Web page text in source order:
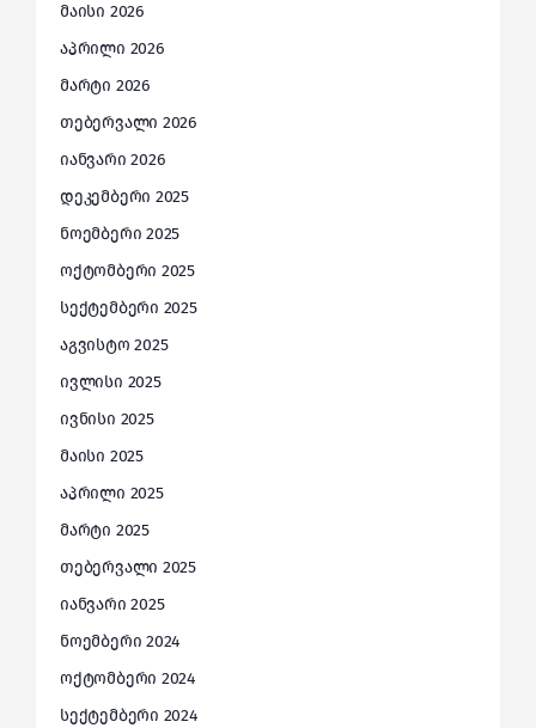
მაისი 2026
აპრილი 2026
მარტი 2026
თებერვალი 2026
იანვარი 2026
დეკემბერი 2025
ნოემბერი 2025
ოქტომბერი 2025
სექტემბერი 2025
აგვისტო 2025
ივლისი 2025
ივნისი 2025
მაისი 2025
აპრილი 2025
მარტი 2025
თებერვალი 2025
იანვარი 2025
ნოემბერი 2024
ოქტომბერი 2024
სექტემბერი 2024